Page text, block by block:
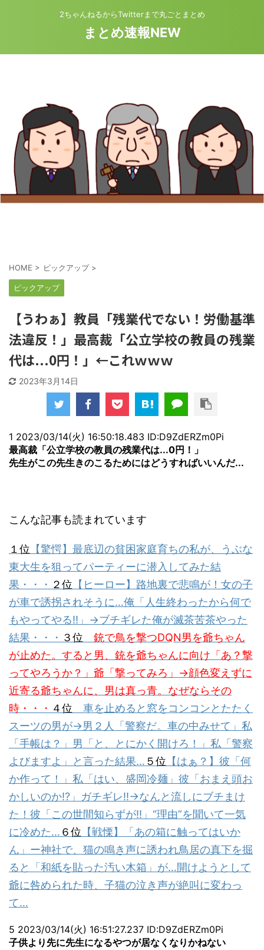
2ちゃんねるからTwitterまで丸ごとまとめ
まとめ速報NEW
HOME > ピックアップ >
ピックアップ
【うわぁ】教員「残業代でない！労働基準
法違反！」最高裁「公立学校の教員の残業
代は...0円！」←これｗｗｗ
2023年3月14日
1 2023/03/14(火) 16:50:18.483 ID:D9ZdERZm0Pi
最高裁「公立学校の教員の残業代は...0円！」
先生がこの先生きのこるためにはどうすればいいんだ...
こんな記事も読まれています
１位 【驚愕】最底辺の貧困家庭育ちの私が、うぶな
東大生を狙ってパーティーに潜入してみた結
果・・・ ２位 【ヒーロー】路地裏で悲鳴が！女の子
が車で誘拐されそうに…俺「人生終わったから何で
もやってやる!!」→ブチギレた俺が滅茶苦茶やった
結果・・・ ３位 銃で鳥を撃つDQN男を爺ちゃん
が止めた。すると男、銃を爺ちゃんに向け「あ？撃
ってやろうか？」爺「撃ってみろ」→顔色変えずに
近寄る爺ちゃんに、男は真っ青。なぜならその
時・・・ ４位 車を止めると窓をコンコンとたたく
スーツの男が→男２人「警察だ。車の中みせて」私
「手帳は？」男「と、とにかく開けろ！」私「警察
よびますよ」と言った結果… ５位 【はぁ？】彼「何
か作って！」私「はい、盛岡冷麺」彼「おまえ頭お
かしいのか!?」ガチギレ!!→なんと流しにブチまけ
た！彼「この世間知らずが!!」“理由”を聞いて一気
に冷めた… ６位 【戦慄】「あの箱に触ってはいか
ん」ー神社で、猫の鳴き声に誘われ鳥居の真下を掘
ると「和紙を貼った汚い木箱」が…開けようとして
爺に咎められた時、子猫の泣き声が絶叫に変わっ
て…
5 2023/03/14(火) 16:51:27.237 ID:D9ZdERZm0Pi
子供より先に先生になるやつが居なくなりかねない